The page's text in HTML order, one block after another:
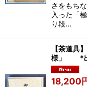
さをもち
入った
り段…
【茶道
様」 *出
18,200